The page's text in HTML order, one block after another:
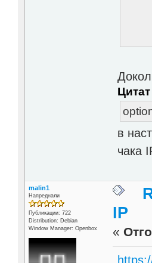
Цитат
в
чака
malin1
Напреднали
Публикации: 722
Distribution: Debian
Window Manager: Openbox
IP
«